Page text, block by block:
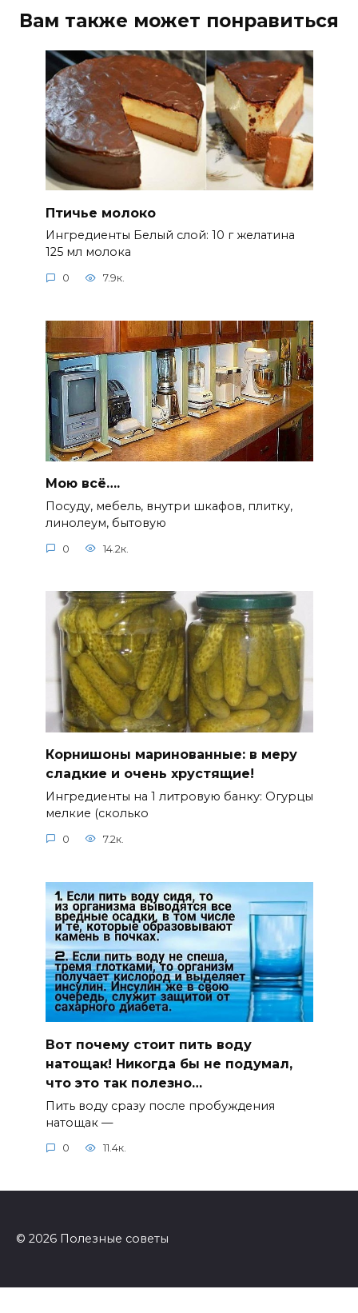
Вам также может понравиться
Птичье молоко
Ингредиенты Белый слой: 10 г желатина
125 мл молока
0 7.9к.
Мою всё….
Посуду, мебель, внутри шкафов, плитку,
линолеум, бытовую
0 14.2к.
Корнишоны маринованные: в меру
сладкие и очень хрустящие!
Ингредиенты на 1 литровую банку: Огурцы
мелкие (сколько
0 7.2к.
Вот почему стоит пить воду
натощак! Никогда бы не подумал,
что это так полезно…
Пить воду сразу после пробуждения
натощак —
0 11.4к.
© 2026 Полезные советы